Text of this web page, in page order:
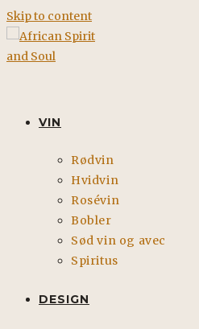
Skip to content
VIN
Rødvin
Hvidvin
Rosévin
Bobler
Sød vin og avec
Spiritus
DESIGN